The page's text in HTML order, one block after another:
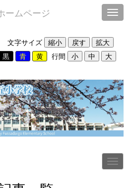
ームページ
文字サイズ
行間